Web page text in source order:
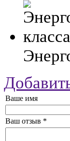
Ваше имя
Ваш отзыв *